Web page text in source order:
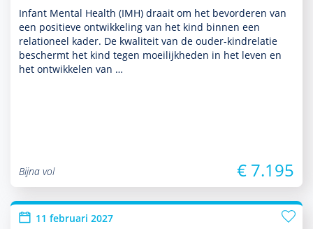
Infant Mental Health (IMH) draait om het bevor­deren van
een positieve ont­wikke­ling van het kind binnen een
relationeel kader. De kwaliteit van de ouder-kindrelatie
beschermt het kind tegen moeilijkheden in het leven en
het ontwik­kelen van …
Bijna vol € 7.195
11 februari 2027